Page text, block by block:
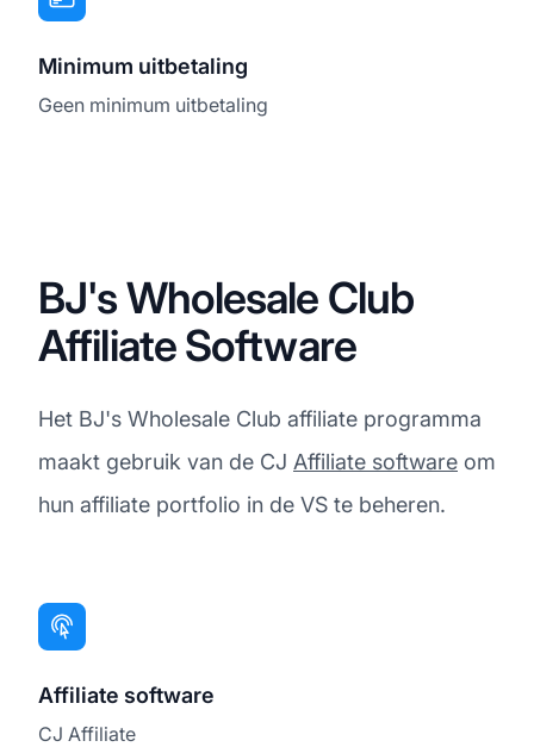
Minimum uitbetaling
Geen minimum uitbetaling
BJ's Wholesale Club
Affiliate Software
Het BJ's Wholesale Club affiliate programma
maakt gebruik van de CJ Affiliate software om
hun affiliate portfolio in de VS te beheren.
Affiliate software
CJ Affiliate